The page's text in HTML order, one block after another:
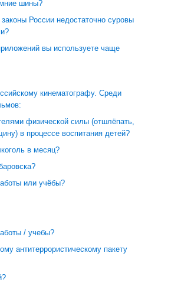
шины?
России недостаточно суровы
вы используете чаще
кинематографу. Среди
физической силы (отшлёпать,
в процессе воспитания детей?
в месяц?
или учёбы?
/ учебы?
антитеррористическому пакету